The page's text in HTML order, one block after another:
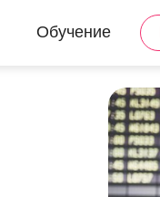
Обучение